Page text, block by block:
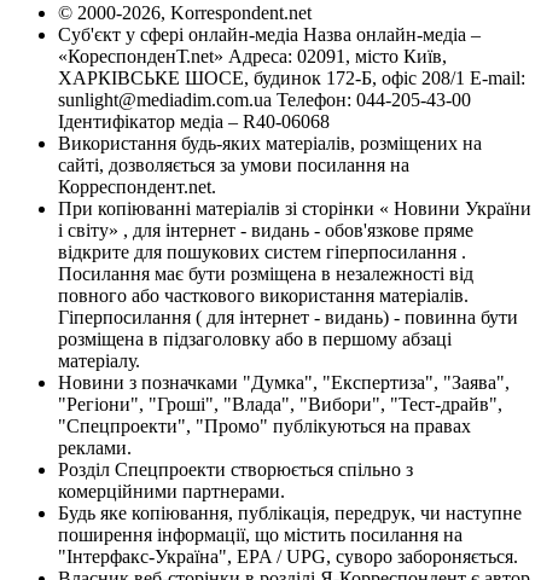
© 2000-2026, Korrespondent.net
Суб'єкт у сфері онлайн-медіа Назва онлайн-медіа –
«КореспонденТ.net» Адреса: 02091, місто Київ,
ХАРКІВСЬКЕ ШОСЕ, будинок 172-Б, офіс 208/1 E-mail:
sunlight@mediadim.com.ua Телефон: 044-205-43-00
Ідентифікатор медіа – R40-06068
Використання будь-яких матеріалів, розміщених на
сайті, дозволяється за умови посилання на
Корреспондент.net.
При копіюванні матеріалів зі сторінки « Новини України
і світу» , для інтернет - видань - обов'язкове пряме
відкрите для пошукових систем гіперпосилання .
Посилання має бути розміщена в незалежності від
повного або часткового використання матеріалів.
Гіперпосилання ( для інтернет - видань) - повинна бути
розміщена в підзаголовку або в першому абзаці
матеріалу.
Новини з позначками "Думка", "Експертиза", "Заява",
"Регіони", "Гроші", "Влада", "Вибори", "Тест-драйв",
"Спецпроекти", "Промо" публікуються на правах
реклами.
Розділ Спецпроекти створюється спільно з
комерційними партнерами.
Будь яке копіювання, публікація, передрук, чи наступне
поширення інформації, що містить посилання на
"Інтерфакс-Україна", EPA / UPG, суворо забороняється.